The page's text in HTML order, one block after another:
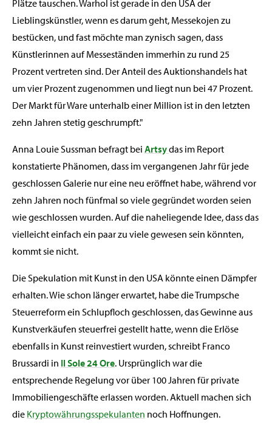
Plätze tauschen. Warhol ist gerade in den USA der
Lieblingskünstler, wenn es darum geht, Messekojen zu
bestücken, und fast möchte man zynisch sagen, dass
Künstlerinnen auf Messeständen immerhin zu rund 25
Prozent vertreten sind. Der Anteil des Auktionshandels hat
um vier Prozent zugenommen und liegt nun bei 47 Prozent.
Der Markt für Ware unterhalb einer Million ist in den letzten
zehn Jahren stetig geschrumpft."
Anna Louie Sussman befragt bei Artsydas im Report
konstatierte Phänomen, dass im vergangenen Jahr für jede
geschlossen Galerie nur eine neu eröffnet habe, während vor
zehn Jahren noch fünfmal so viele gegründet worden seien
wie geschlossen wurden. Auf die naheliegende Idee, dass das
vielleicht einfach ein paar zu viele gewesen sein könnten,
kommt sie nicht.
Die Spekulation mit Kunst in den USA könnte einen Dämpfer
erhalten. Wie schon länger erwartet, habe die Trumpsche
Steuerreform ein Schlupfloch geschlossen, das Gewinne aus
Kunstverkäufen steuerfrei gestellt hatte, wenn die Erlöse
ebenfalls in Kunst reinvestiert wurden, schreibt Franco
Brussardi in Il Sole 24 Ore. Ursprünglich war die
entsprechende Regelung vor über 100 Jahren für private
Immobiliengeschäfte erlassen worden. Aktuell machen sich
die Kryptowährungsspekulanten noch Hoffnungen.